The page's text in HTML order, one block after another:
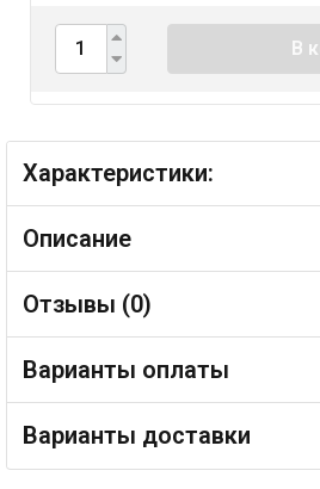
В
Характеристики:
Описание
Отзывы (0)
Варианты оплаты
Варианты доставки